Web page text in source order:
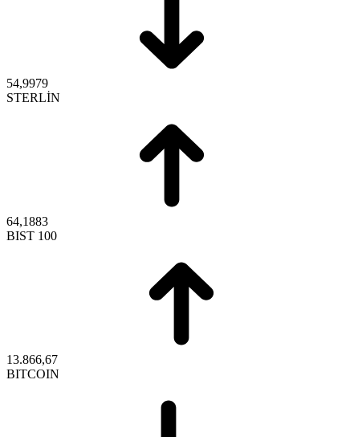
54,9979
STERLİN
64,1883
BIST 100
13.866,67
BITCOIN